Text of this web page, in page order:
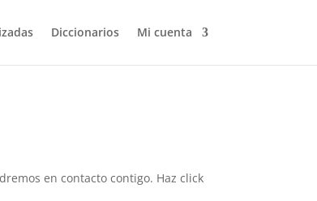
Diccionarios Mi cuenta
en contacto contigo. Haz click